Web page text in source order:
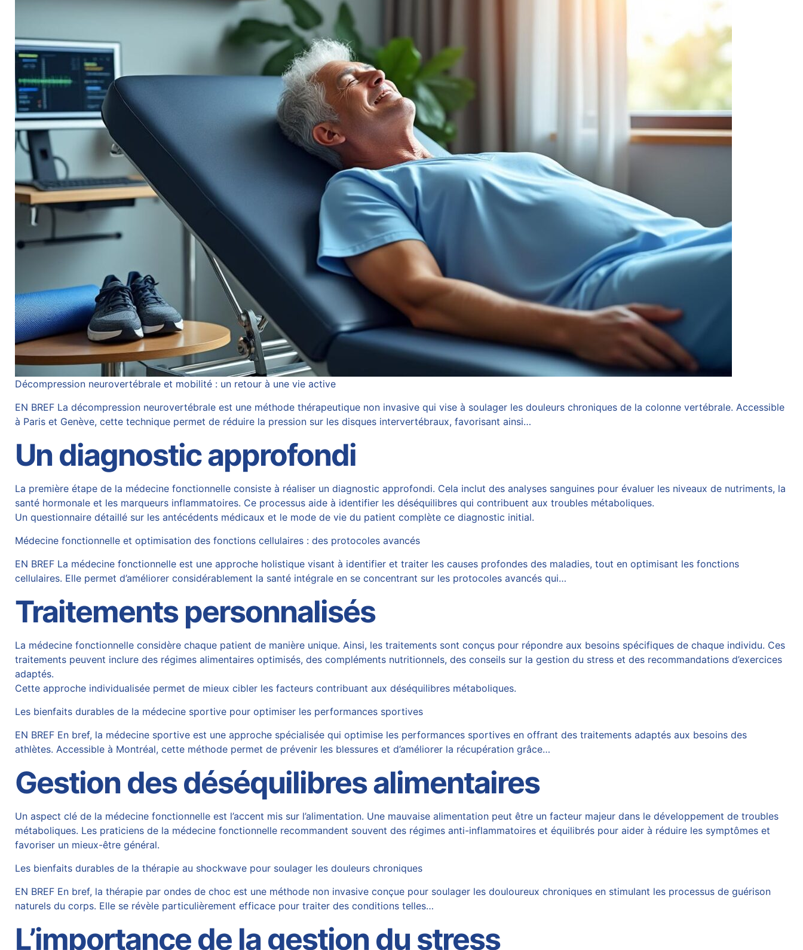
Décompression neurovertébrale et mobilité : un retour à une vie active
EN BREF La décompression neurovertébrale est une méthode thérapeutique non invasive qui vise à soulager les douleurs chroniques de la colonne vertébrale. Accessible
à Paris et Genève, cette technique permet de réduire la pression sur les disques intervertébraux, favorisant ainsi…
Un diagnostic approfondi
La première étape de la médecine fonctionnelle consiste à réaliser un diagnostic approfondi. Cela inclut des analyses sanguines pour évaluer les niveaux de nutriments, la
santé hormonale et les marqueurs inflammatoires. Ce processus aide à identifier les déséquilibres qui contribuent aux troubles métaboliques.
Un questionnaire détaillé sur les antécédents médicaux et le mode de vie du patient complète ce diagnostic initial.
Médecine fonctionnelle et optimisation des fonctions cellulaires : des protocoles avancés
EN BREF La médecine fonctionnelle est une approche holistique visant à identifier et traiter les causes profondes des maladies, tout en optimisant les fonctions
cellulaires. Elle permet d’améliorer considérablement la santé intégrale en se concentrant sur les protocoles avancés qui…
Traitements personnalisés
La médecine fonctionnelle considère chaque patient de manière unique. Ainsi, les traitements sont conçus pour répondre aux besoins spécifiques de chaque individu. Ces
traitements peuvent inclure des régimes alimentaires optimisés, des compléments nutritionnels, des conseils sur la gestion du stress et des recommandations d’exercices
adaptés.
Cette approche individualisée permet de mieux cibler les facteurs contribuant aux déséquilibres métaboliques.
Les bienfaits durables de la médecine sportive pour optimiser les performances sportives
EN BREF En bref, la médecine sportive est une approche spécialisée qui optimise les performances sportives en offrant des traitements adaptés aux besoins des
athlètes. Accessible à Montréal, cette méthode permet de prévenir les blessures et d’améliorer la récupération grâce…
Gestion des déséquilibres alimentaires
Un aspect clé de la médecine fonctionnelle est l’accent mis sur l’alimentation. Une mauvaise alimentation peut être un facteur majeur dans le développement de troubles
métaboliques. Les praticiens de la médecine fonctionnelle recommandent souvent des régimes anti-inflammatoires et équilibrés pour aider à réduire les symptômes et
favoriser un mieux-être général.
Les bienfaits durables de la thérapie au shockwave pour soulager les douleurs chroniques
EN BREF En bref, la thérapie par ondes de choc est une méthode non invasive conçue pour soulager les douloureux chroniques en stimulant les processus de guérison
naturels du corps. Elle se révèle particulièrement efficace pour traiter des conditions telles…
L’importance de la gestion du stress